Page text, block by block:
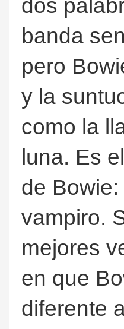
dos
banda
pero
y la
como la
luna. Es
de
vampiro.
mejores
en que
diferente